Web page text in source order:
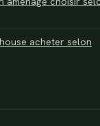
acheter selon